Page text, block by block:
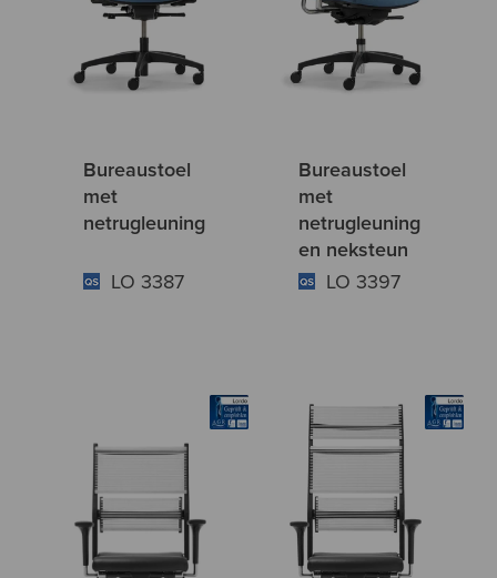
Bureaustoel
met
netrugleuning
LO 3387
Bureaustoel
met
netrugleuning
en neksteun
LO 3397